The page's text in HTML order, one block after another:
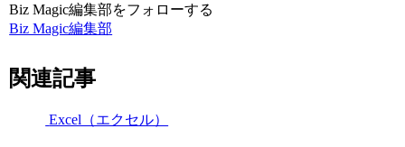
Biz Magic編集部をフォローする
Biz Magic編集部
関連記事
Excel（エクセル）